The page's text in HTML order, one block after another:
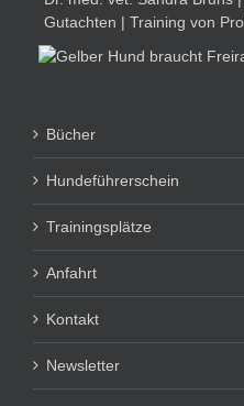
Gutachten | Training von
Bücher
Hundeführerschein
Trainingsplätze
Anfahrt
Kontakt
Newsletter